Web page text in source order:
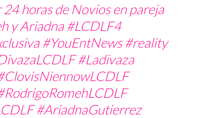
horas de Novios en pareja
y Ariadna#LCDLF4
#YouEntNews #reality
#Ladivaza
#AriadnaGutierrez